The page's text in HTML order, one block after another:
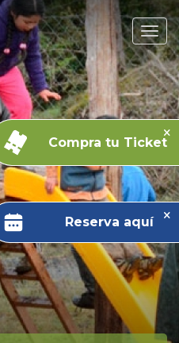
Compra tu Ticket
Reserva aquí